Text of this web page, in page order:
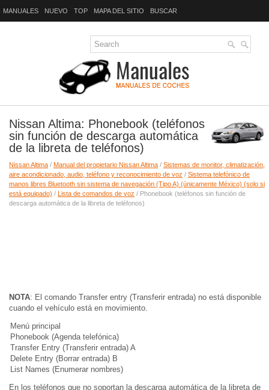
MANUALES NUEVO TOP MAPA DEL SITIO BUSCAR
Nissan Altima: Phonebook (teléfonos
sin función de descarga automática
de la libreta de teléfonos)
Nissan Altima / Manual del propietario Nissan Altima / Sistemas de monitor, climatización,
aire acondicionado, audio, teléfono y reconocimiento de voz / Sistema telefónico de
manos libres Bluetooth sin sistema de navegación (Tipo A) (únicamente México) (solo si
está equipado) / Lista de comandos de voz / Phonebook (teléfonos sin función de
descarga automática de la libreta de teléfonos)
NOTA: El comando Transfer entry (Transferir entrada) no está disponible
cuando el vehículo está en movimiento.
Menú principal
Phonebook (Agenda telefónica)
Transfer Entry (Transferir entrada) A
Delete Entry (Borrar entrada) B
List Names (Enumerar nombres)
En los teléfonos que no soportan la descarga automática de la libreta de